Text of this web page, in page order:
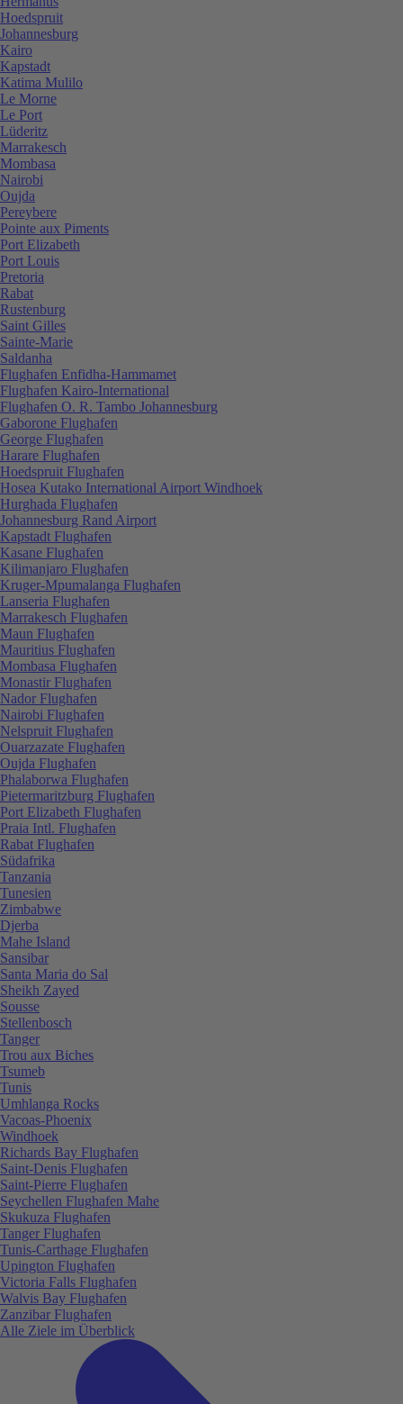
Hoedspruit
Johannesburg
Kairo
Kapstadt
Katima Mulilo
Le Morne
Le Port
Lüderitz
Marrakesch
Mombasa
Nairobi
Oujda
Pereybere
Pointe aux Piments
Port Elizabeth
Port Louis
Pretoria
Rabat
Rustenburg
Saint Gilles
Sainte-Marie
Saldanha
Flughafen Enfidha-Hammamet
Flughafen Kairo-International
Flughafen O. R. Tambo Johannesburg
Gaborone Flughafen
George Flughafen
Harare Flughafen
Hoedspruit Flughafen
Hosea Kutako International Airport Windhoek
Hurghada Flughafen
Johannesburg Rand Airport
Kapstadt Flughafen
Kasane Flughafen
Kilimanjaro Flughafen
Kruger-Mpumalanga Flughafen
Lanseria Flughafen
Marrakesch Flughafen
Maun Flughafen
Mauritius Flughafen
Mombasa Flughafen
Monastir Flughafen
Nador Flughafen
Nairobi Flughafen
Nelspruit Flughafen
Ouarzazate Flughafen
Oujda Flughafen
Phalaborwa Flughafen
Pietermaritzburg Flughafen
Port Elizabeth Flughafen
Praia Intl. Flughafen
Rabat Flughafen
Südafrika
Tanzania
Tunesien
Zimbabwe
Djerba
Mahe Island
Sansibar
Santa Maria do Sal
Sheikh Zayed
Sousse
Stellenbosch
Tanger
Trou aux Biches
Tsumeb
Tunis
Umhlanga Rocks
Vacoas-Phoenix
Windhoek
Richards Bay Flughafen
Saint-Denis Flughafen
Saint-Pierre Flughafen
Seychellen Flughafen Mahe
Skukuza Flughafen
Tanger Flughafen
Tunis-Carthage Flughafen
Upington Flughafen
Victoria Falls Flughafen
Walvis Bay Flughafen
Zanzibar Flughafen
Alle Ziele im Überblick